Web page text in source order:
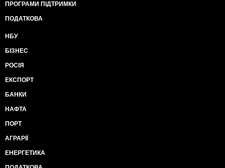
ПРОГРАМИ ПІДТРИМКИ
ПОДАТКОВА
НБУ
БІЗНЕС
РОСІЯ
ЕКСПОРТ
БАНКИ
НАФТА
ПОРТ
АГРАРІЇ
ЕНЕРГЕТИКА